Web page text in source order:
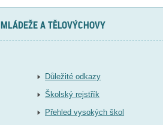
A TĚLOVÝCHOVY
Důležité odkazy
Školský rejstřík
Přehled vysokých škol